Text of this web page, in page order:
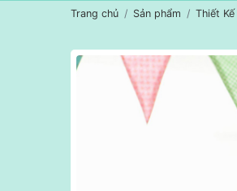
Trang chủ Sản phẩm Thiết